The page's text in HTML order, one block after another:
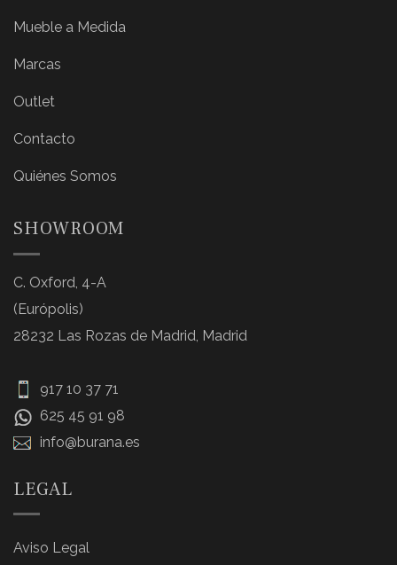
Mueble a Medida
Marcas
Outlet
Contacto
Quiénes Somos
SHOWROOM
C. Oxford, 4-A
(Európolis)
28232 Las Rozas de Madrid, Madrid
917 10 37 71
625 45 91 98
info@burana.es
LEGAL
Aviso Legal